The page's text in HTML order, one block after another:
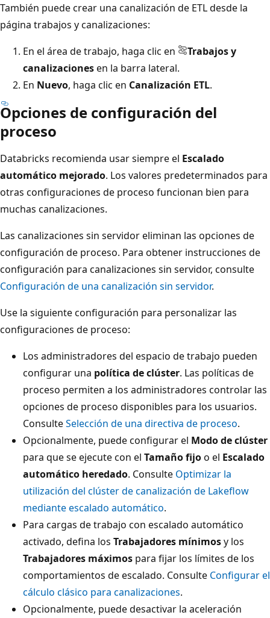
También puede crear una canalización de ETL desde la
página trabajos y canalizaciones:
En el área de trabajo, haga clic en
Trabajos y
canalizacionesen la barra lateral.
En Nuevo, haga clic en Canalización ETL.
Opciones de configuración del
proceso
Databricks recomienda usar siempre el Escalado
automático mejorado. Los valores predeterminados para
otras configuraciones de proceso funcionan bien para
muchas canalizaciones.
Las canalizaciones sin servidor eliminan las opciones de
configuración de proceso. Para obtener instrucciones de
configuración para canalizaciones sin servidor, consulte
Configuración de una canalización sin servidor.
Use la siguiente configuración para personalizar las
configuraciones de proceso:
Los administradores del espacio de trabajo pueden
configurar una política de clúster. Las políticas de
proceso permiten a los administradores controlar las
opciones de proceso disponibles para los usuarios.
ConsulteSelección de una directiva de proceso.
Opcionalmente, puede configurar el Modo de clúster
para que se ejecute con el Tamaño fijoo el Escalado
automático heredado. Consulte Optimizar la
utilización del clúster de canalización de Lakeflow
mediante escalado automático.
Para cargas de trabajo con escalado automático
activado, defina los Trabajadores mínimosy los
Trabajadores máximos para fijar los límites de los
comportamientos de escalado. Consulte Configurar el
cálculo clásico para canalizaciones.
Opcionalmente, puede desactivar la aceleración